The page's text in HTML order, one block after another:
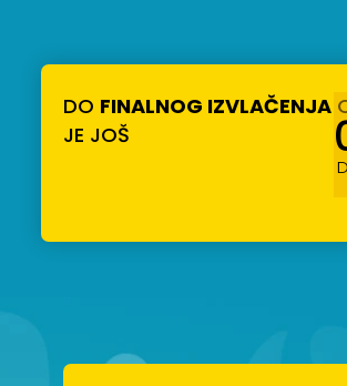
DO FINALNOG IZVLAČENJA
JE JOŠ